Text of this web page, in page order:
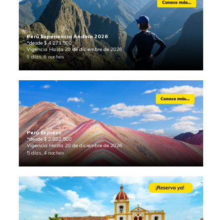
Perú Experiencia Andina 2026
*desde $ 4.271.500
Vigencia Hasta 20 de diciembre de 2026
9 días, 8 noches
Perú Express
*desde $ 2.882.500
Vigencia Hasta 20 de diciembre de 2026
5 días, 4 noches